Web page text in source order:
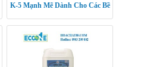
K-5 Mạnh Mẽ Dành Cho Các Bề